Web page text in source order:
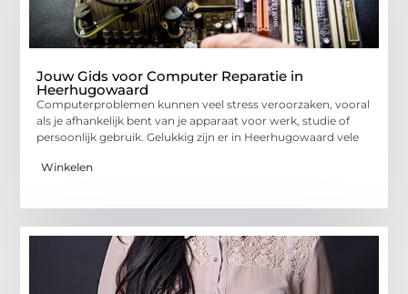
Jouw Gids voor Computer Reparatie in
Heerhugowaard
Computerproblemen kunnen veel stress veroorzaken, vooral
als je afhankelijk bent van je apparaat voor werk, studie of
persoonlijk gebruik. Gelukkig zijn er in Heerhugowaard vele
Winkelen